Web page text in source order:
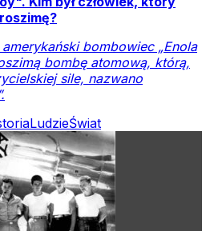
bombowiec „Enola
bombę atomową, którą,
sile, nazwano
LudzieŚwiat